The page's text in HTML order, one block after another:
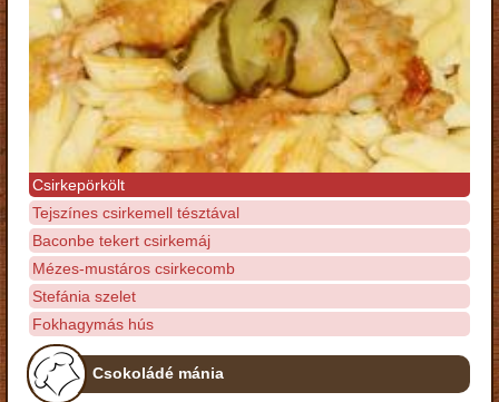
Csirkepörkölt
Tejszínes csirkemell tésztával
Baconbe tekert csirkemáj
Mézes-mustáros csirkecomb
Stefánia szelet
Fokhagymás hús
Csokoládé mánia